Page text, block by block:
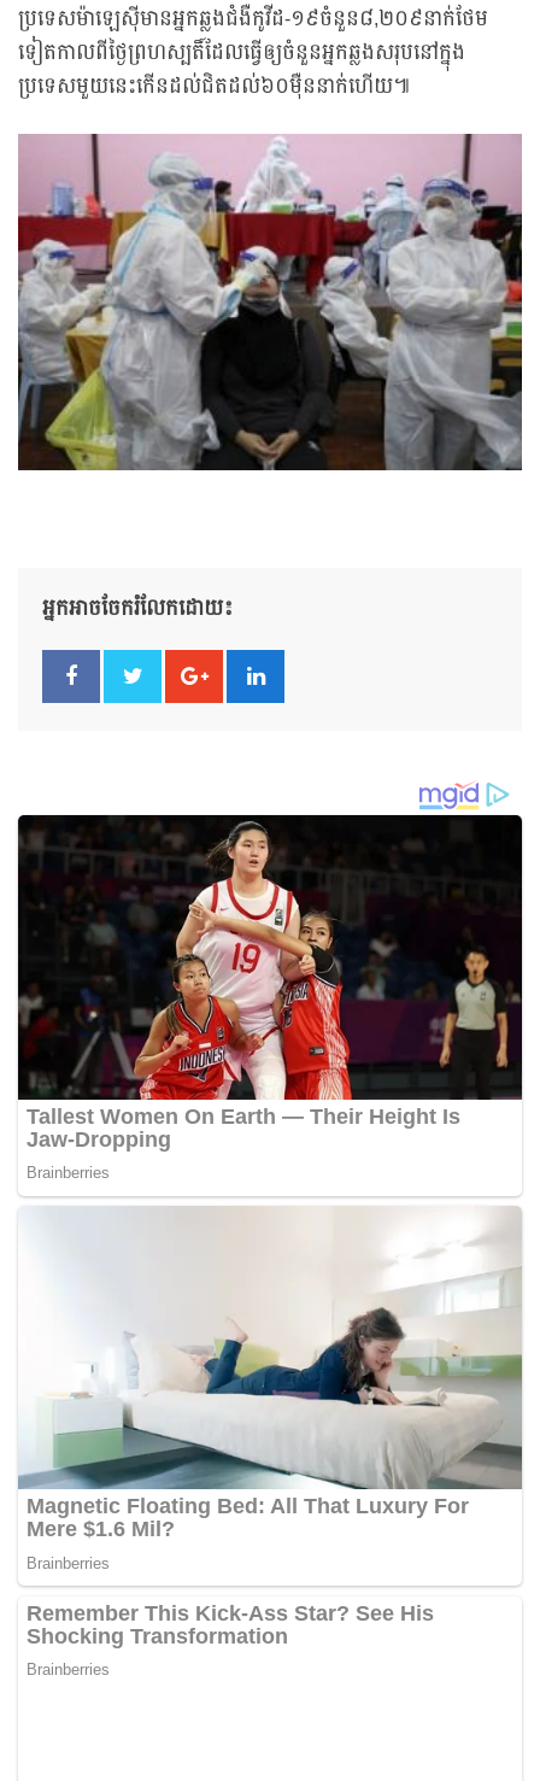
ប្រទេសម៉ាឡេស៊ីមានអ្នកឆ្លងជំងឺកូវីដ-១៩ចំនួន៨,២០៩នាក់ថែម
ទៀតកាលពីថ្ងៃព្រហស្បតិ៍ដែលធ្វើឲ្យចំនួនអ្នកឆ្លងសរុបនៅក្នុង
ប្រទេសមួយនេះកើនដល់ជិតដល់៦០ម៉ឺននាក់ហើយ៕
អ្នកអាចចែករំលែកដោយ៖